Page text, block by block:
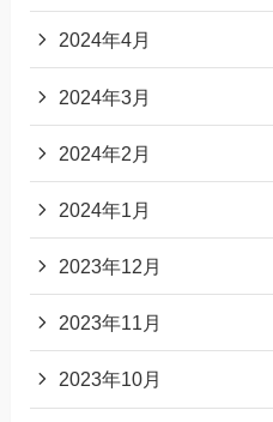
2024年4月
2024年3月
2024年2月
2024年1月
2023年12月
2023年11月
2023年10月